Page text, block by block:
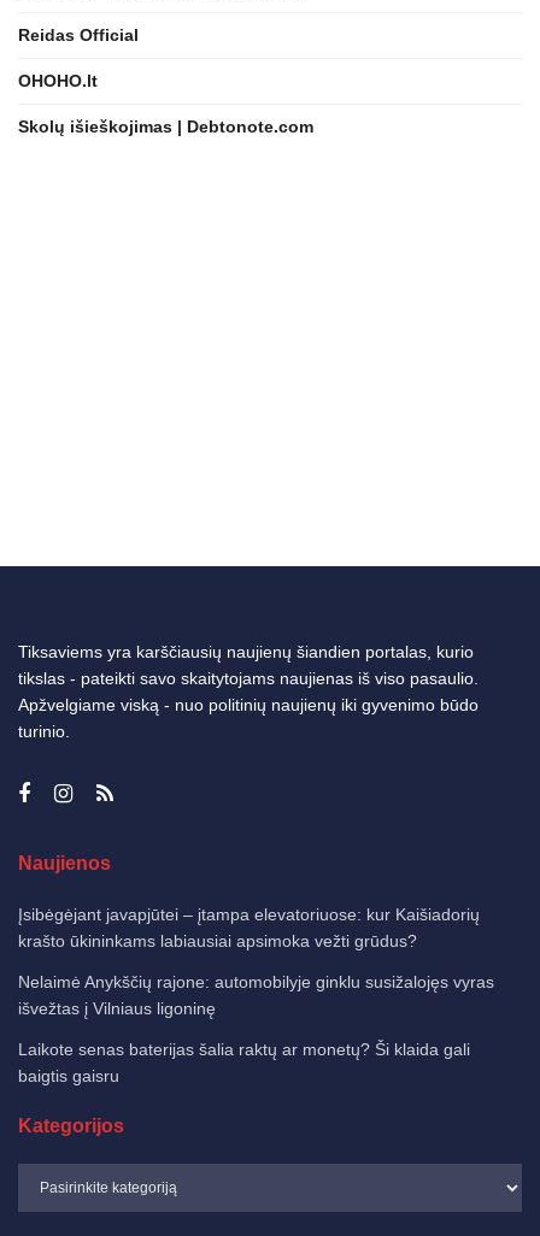
Reidas Official
OHOHO.lt
Skolų išieškojimas | Debtonote.com
Tiksaviems yra karščiausių naujienų šiandien portalas, kurio
tikslas - pateikti savo skaitytojams naujienas iš viso pasaulio.
Apžvelgiame viską - nuo politinių naujienų iki gyvenimo būdo
turinio.
Naujienos
Įsibėgėjant javapjūtei – įtampa elevatoriuose: kur Kaišiadorių
krašto ūkininkams labiausiai apsimoka vežti grūdus?
Nelaimė Anykščių rajone: automobilyje ginklu susižalojęs vyras
išvežtas į Vilniaus ligoninę
Laikote senas baterijas šalia raktų ar monetų? Ši klaida gali
baigtis gaisru
Kategorijos